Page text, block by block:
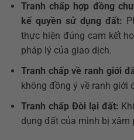
Tranh chấp hợp đồng
kế quyền sử dụng đất:
thực hiện đúng cam kết
pháp lý của giao dịch.
Tranh chấp về ranh giới
không đồng ý về ranh giới
Tranh chấp Đòi lại đất:
dụng đất của mình bị xâm